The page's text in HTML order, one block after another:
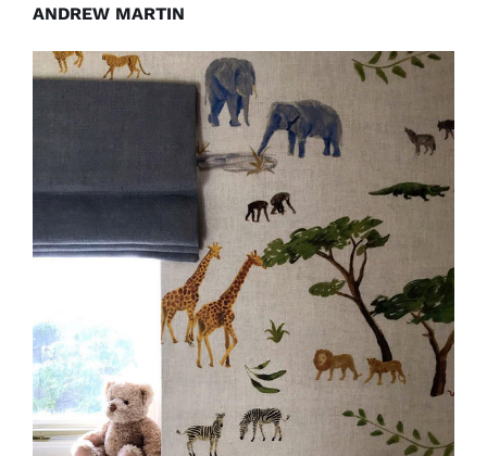
ANDREW MARTIN